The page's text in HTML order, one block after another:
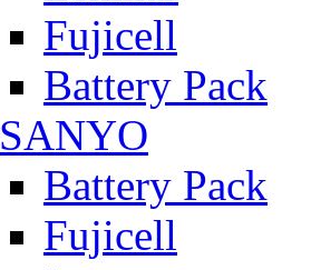
Fujicell
Battery Pack
SANYO
Battery Pack
Fujicell